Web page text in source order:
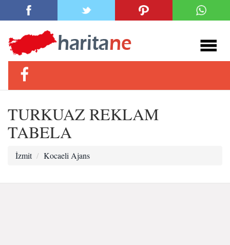
TURKUAZ REKLAM
TABELA
İzmit Kocaeli Ajans